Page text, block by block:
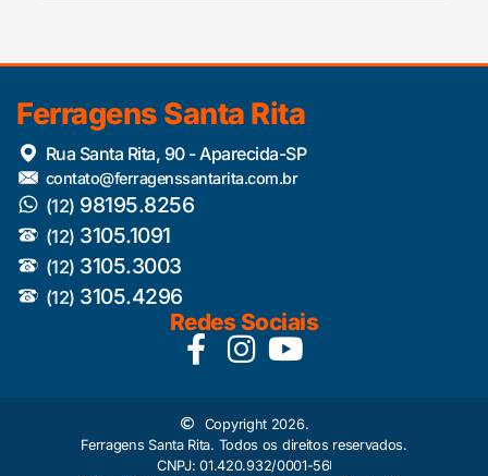
Ferragens Santa Rita
Rua Santa Rita, 90 - Aparecida-SP
contato@ferragenssantarita.com.br
(12) 98195.8256
(12) 3105.1091
(12) 3105.3003
(12) 3105.4296
Redes Sociais
Copyright 2026.
Ferragens Santa Rita. Todos os direitos reservados.
CNPJ: 01.420.932/0001-56